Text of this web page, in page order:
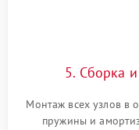
5. Сборка
Монтаж всех узлов в
пружины и